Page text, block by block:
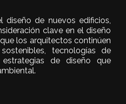
diseño de nuevos edificios,
clave en el diseño
los arquitectos continúen
tecnologías de
de diseño que